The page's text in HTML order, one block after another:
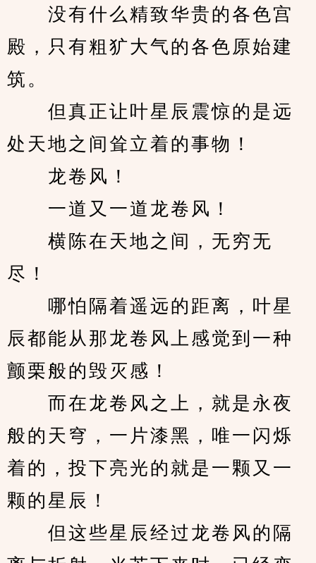
没有什么精致华贵的各色宫
殿，只有粗犷大气的各色原始建
筑。
但真正让叶星辰震惊的是远
处天地之间耸立着的事物！
龙卷风！
一道又一道龙卷风！
横陈在天地之间，无穷无
尽！
哪怕隔着遥远的距离，叶星
辰都能从那龙卷风上感觉到一种
颤栗般的毁灭感！
而在龙卷风之上，就是永夜
般的天穹，一片漆黑，唯一闪烁
着的，投下亮光的就是一颗又一
颗的星辰！
但这些星辰经过龙卷风的隔